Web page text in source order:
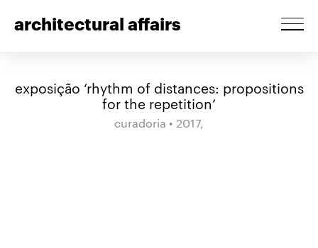
architectural affairs
exposição ‘rhythm of distances: propositions
for the repetition’
curadoria • 2017,